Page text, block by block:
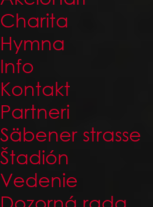
Charita
Hymna
Info
Kontakt
Partneri
Säbener strasse
Štadión
Vedenie
Dozorná rada